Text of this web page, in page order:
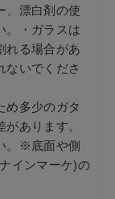
、漂白剤の使
。・ガラスは
れる場合があ
ないでくださ
め多少のガタ
あります。
。※底面や側
インマーケ)の